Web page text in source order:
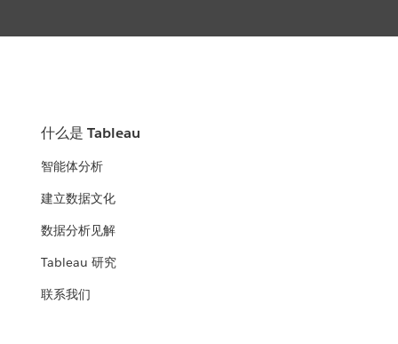
什么是 Tableau
智能体分析
建立数据文化
数据分析见解
Tableau 研究
联系我们